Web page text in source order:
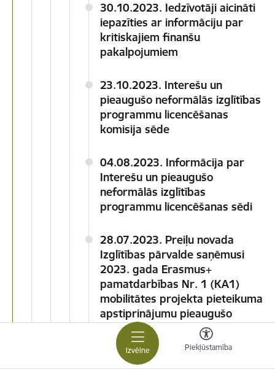
Izvēlne Piekļūstamība
30.10.2023. Iedzīvotāji aicināti
iepazīties ar informāciju par
kritiskajiem finanšu
pakalpojumiem
23.10.2023. Interešu un
pieaugušo neformālās izglītības
programmu licencēšanas
komisija sēde
04.08.2023. Informācija par
Interešu un pieaugušo
neformālās izglītības
programmu licencēšanas sēdi
28.07.2023. Preiļu novada
Izglītības pārvalde saņēmusi
2023. gada Erasmus+
pamatdarbības Nr. 1 (KA1)
mobilitātes projekta pieteikuma
apstiprinājumu pieaugušo
izglītības sektorā
31.05.2023. Latvijas Banka